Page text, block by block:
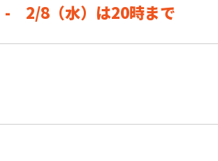
- 2/8（水）は20時まで